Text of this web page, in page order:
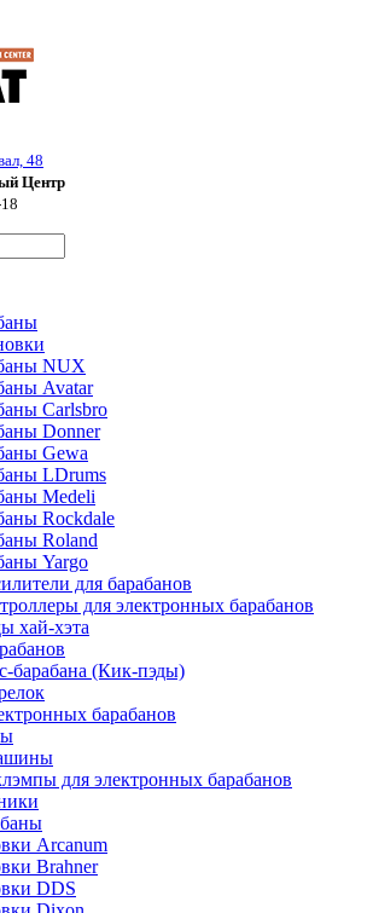
48
Центр
NUX
Avatar
Carlsbro
Donner
Gewa
LDrums
Medeli
Rockdale
Roland
Yargo
для барабанов
для электронных барабанов
хай-хэта
барабана (Кик-пэды)
барабанов
для электронных барабанов
Arcanum
Brahner
DDS